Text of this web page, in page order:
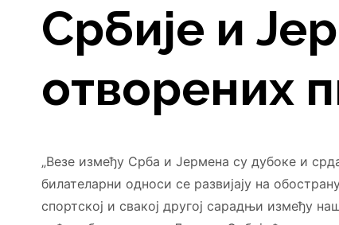
Србије и
отворених
„Везе између Срба и Јермена су дубоке и
билателарни односи се развијају на
спортској и свакој другој сарадњи између